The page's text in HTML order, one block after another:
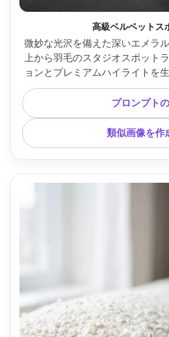
高級ベルベットス
微妙な光沢を備えた深いエメラ
上から羽毛のスタジオスポット
ョンとプレミアムハイライトを
の背景、4分の3アングル、
影、f/5.6、超リアルな編集製品
ーディング、シャープな縫い目
ar 4:5
プロンプト
類似画像を